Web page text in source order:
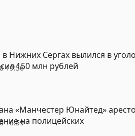
19:56
Нижних Сергах вылился в
150 млн рублей
16:59
«Манчестер Юнайтед»
на полицейских